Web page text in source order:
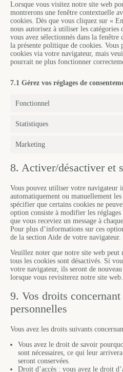
Lorsque vous visitez notre site web
montrerons une fenêtre contextuelle
cookies. Dès que vous cliquez sur «
nous autorisez à utiliser les catégories
vous avez sélectionnés dans la
la présente politique de cookies. Vous
cookies via votre navigateur, mais
pourrait ne plus fonctionner
7.1 Gérez vos réglages de
Fonctionnel
Statistiques
Marketing
8. Activer/désactiver et
Vous pouvez utiliser votre navigateur
automatiquement ou manuellement
spécifier que certains cookies ne
option consiste à modifier les
que vous receviez un message à
Pour plus d’informations sur ces
de la section Aide de votre navigateur.
Veuillez noter que notre site web peut
tous les cookies sont désactivés. Si
votre navigateur, ils seront de
lorsque vous revisiterez notre site web.
9. Vos droits concernant
personnelles
Vous avez les droits suivants
Vous avez le droit de savoir
sont nécessaires, ce qui leur
seront conservées.
Droit d’accès : vous avez le droit